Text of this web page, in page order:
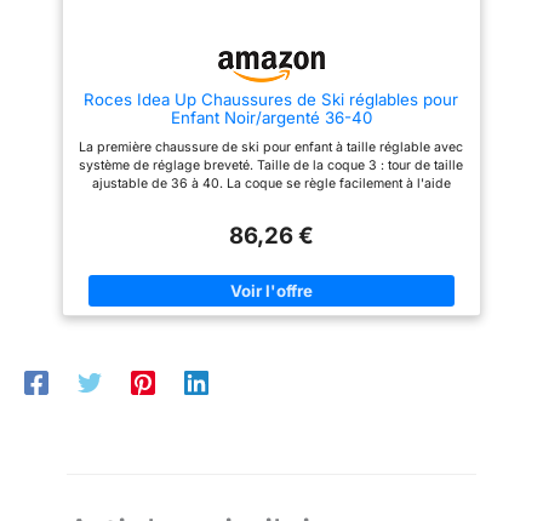
Roces Idea Up Chaussures de Ski réglables pour
Enfant Noir/argenté 36-40
La première chaussure de ski pour enfant à taille réglable avec
système de réglage breveté. Taille de la coque 3 : tour de taille
ajustable de 36 à 40. La coque se règle facilement à l'aide
automatiquement à la forme du soufflet pliant. Coque en
aluminium robuste avec levier en polycarbonate résistant aux
chocs. Largeur de la tige réglable via une boucle décalée.
Languette auto-ajustable pour un enfilage et un maintien
illustration pour le processus de réglage.
86,26 €